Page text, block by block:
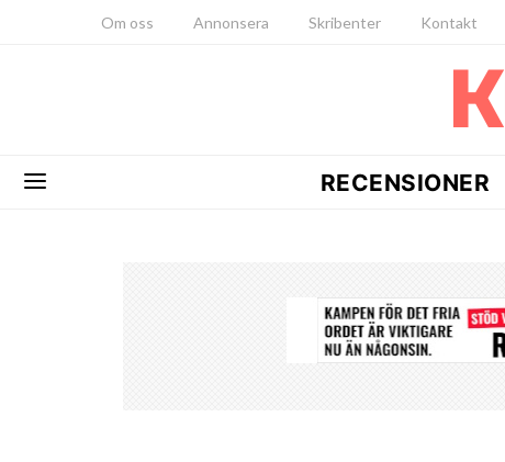
Om oss Annonsera Skribenter Kontakt
RECENSIONER